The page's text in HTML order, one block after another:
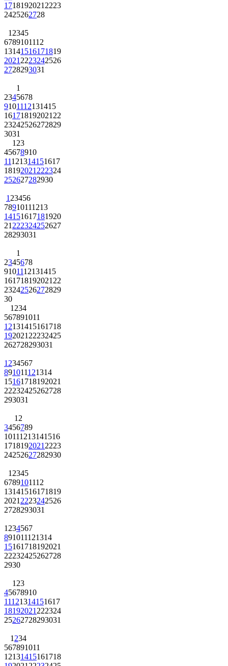
1718192021 2223
2425262728
1 2345
6789101112
13141516171819
2021 2223242526
2728293031
1
2345678
9101112131415
161718192021 22
23242526272829
3031
1 23
45678910
11121314151617
18192021 222324
252627282930
1 23456
78910111213
14151617181920
21 222324252627
28293031
1
2345678
9101112131415
161718192021 22
23242526272829
30
1 234
567891011
12131415161718
192021 22232425
262728293031
1 234567
891011121314
15161718192021
22232425262728
293031
1 2
3456789
10111213141516
1718192021 2223
24252627282930
1 2345
6789101112
13141516171819
2021 2223242526
2728293031
1 234567
891011121314
15161718192021
22232425262728
2930
1 23
45678910
11121314151617
18192021 222324
25262728293031
1 234
567891011
12131415161718